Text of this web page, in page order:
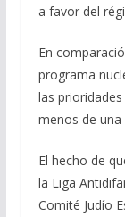
a favor del
En
programa
las
menos de
El hecho de
la Liga
Comité Judío